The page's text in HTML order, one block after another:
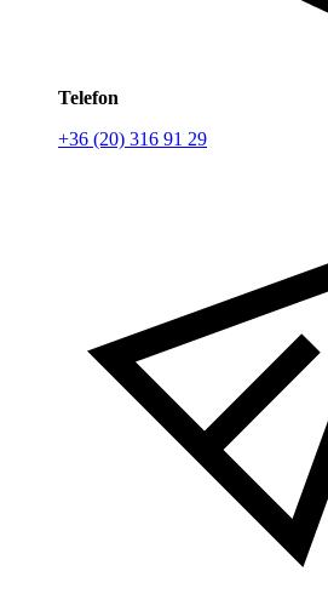
Telefon
+36 (20) 316 91 29